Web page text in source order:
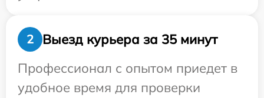
2
Выезд курьера за 35 минут
Профессионал с опытом приедет в
удобное время для проверки